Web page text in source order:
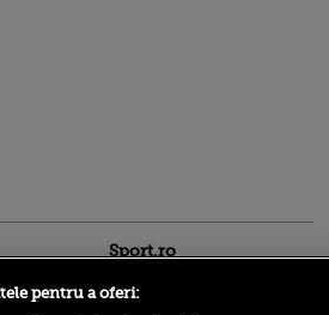
Sport.ro
pentru a oferi: